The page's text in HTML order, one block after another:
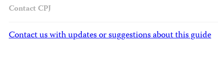
Contact CPJ
Contact us with updates or suggestions about this guide